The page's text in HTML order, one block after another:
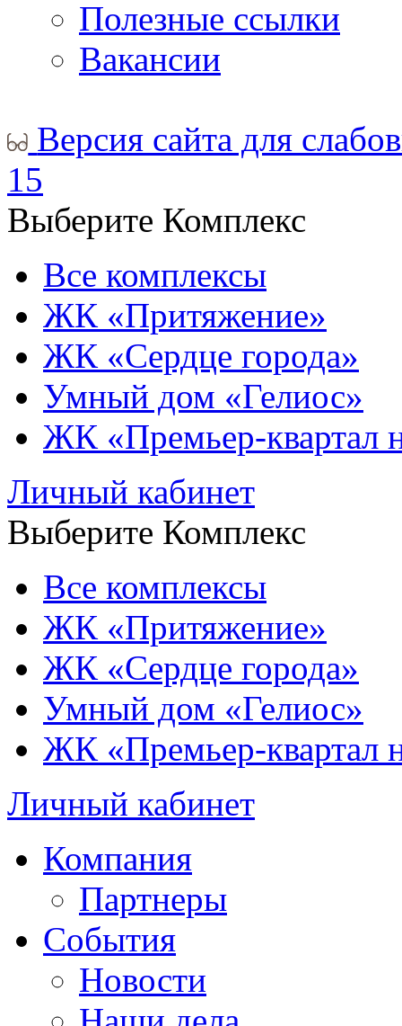
Полезные ссылки
Вакансии
Версия сайта для
15
Выберите Комплекс
Все комплексы
ЖК «Притяжение»
ЖК «Сердце города»
Умный дом «Гелиос»
ЖК «Премьер-квартал
Личный кабинет
Выберите Комплекс
Все комплексы
ЖК «Притяжение»
ЖК «Сердце города»
Умный дом «Гелиос»
ЖК «Премьер-квартал
Личный кабинет
Компания
Партнеры
События
Новости